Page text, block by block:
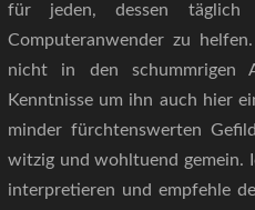
für jeden, dessen täglich
Computeranwender zu
nicht in den schummrigen
Kenntnisse um ihn auch hier
minder fürchtenswerten
witzig und wohltuend gemein.
interpretieren und empfehle